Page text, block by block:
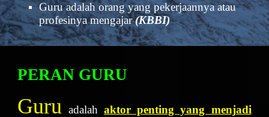
Guru adalah orang yang pekerjaannya atau
profesinya mengajar (KBBI)
PERAN GURU
Guru adalah aktor penting yang menjadi